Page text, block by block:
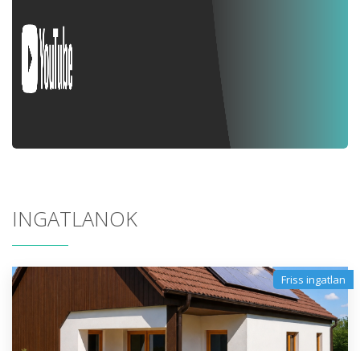
INGATLANOK
Friss ingatlan